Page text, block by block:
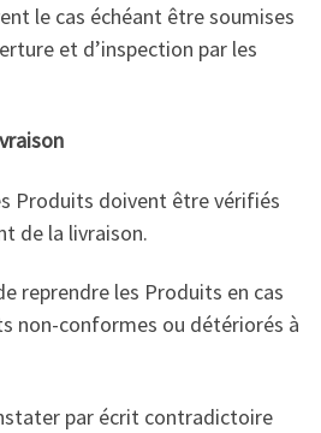
le cas échéant être soumises
et d’inspection par les
Produits doivent être vérifiés
de la livraison.
reprendre les Produits en cas
non-conformes ou détériorés à
par écrit contradictoire